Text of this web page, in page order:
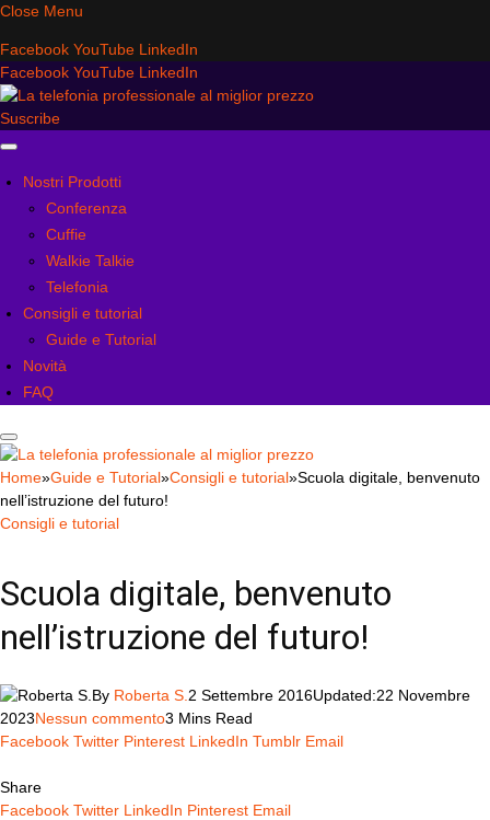
Close Menu
Facebook YouTube LinkedIn
Facebook YouTube LinkedIn
Suscribe
Nostri Prodotti
Conferenza
Cuffie
Walkie Talkie
Telefonia
Consigli e tutorial
Guide e Tutorial
Novità
FAQ
Home»Guide e Tutorial»Consigli e tutorial»Scuola digitale, benvenuto
nell’istruzione del futuro!
Consigli e tutorial
Scuola digitale, benvenuto
nell’istruzione del futuro!
By Roberta S. 2 Settembre 2016Updated:22 Novembre
2023Nessun commento3 Mins Read
Facebook Twitter Pinterest LinkedIn Tumblr Email
Share
Facebook Twitter LinkedIn Pinterest Email